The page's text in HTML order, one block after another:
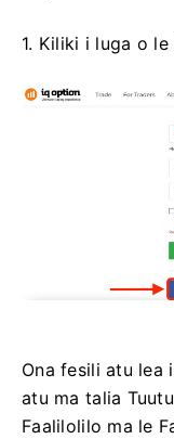
1. Kiliki i luga o
Ona fesili atu lea
atu ma talia
Faalilolilo ma le